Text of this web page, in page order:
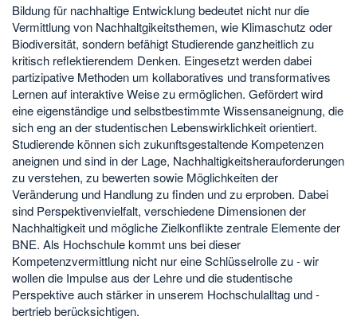
Bildung für nachhaltige Entwicklung bedeutet nicht nur die
Vermittlung von Nachhaltgikeitsthemen, wie Klimaschutz oder
Biodiversität, sondern befähigt Studierende ganzheitlich zu
kritisch reflektierendem Denken. Eingesetzt werden dabei
partizipative Methoden um kollaboratives und transformatives
Lernen auf interaktive Weise zu ermöglichen. Gefördert wird
eine eigenständige und selbstbestimmte Wissensaneignung, die
sich eng an der studentischen Lebenswirklichkeit orientiert.
Studierende können sich zukunftsgestaltende Kompetenzen
aneignen und sind in der Lage, Nachhaltigkeitsherauforderungen
zu verstehen, zu bewerten sowie Möglichkeiten der
Veränderung und Handlung zu finden und zu erproben. Dabei
sind Perspektivenvielfalt, verschiedene Dimensionen der
Nachhaltigkeit und mögliche Zielkonflikte zentrale Elemente der
BNE. Als Hochschule kommt uns bei dieser
Kompetenzvermittlung nicht nur eine Schlüsselrolle zu - wir
wollen die Impulse aus der Lehre und die studentische
Perspektive auch stärker in unserem Hochschulalltag und -
bertrieb berücksichtigen.